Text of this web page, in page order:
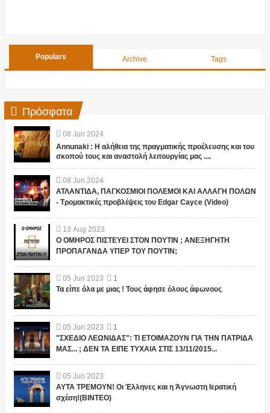
Populars Archive Tags
Πρόσφατα
08 Jun 2024
Annunaki : Η αλήθεια της πραγματικής προέλευσης και του
σκοπού τους και αναστολή λειτουργίας μας ....
08 Jun 2024
ΑΤΛΑΝΤΙΔΑ, ΠΑΓΚΟΣΜΙΟΙ ΠΟΛΕΜΟΙ ΚΑΙ ΑΛΛΑΓΗ ΠΟΛΩΝ
- Τρομακτικές προβλέψεις του Edgar Cayce (Video)
13 Aug 2023
Ο ΟΜΗΡΟΣ ΠΙΣΤΕΥΕΙ ΣΤΟΝ ΠΟΥΤΙΝ ; ΑΝΕΞΗΓΗΤΗ
ΠΡΟΠΑΓΑΝΔΑ ΥΠΕΡ ΤΟΥ ΠΟΥΤΙΝ;
05 Jun 2023
1
Τα είπε όλα με μιας ! Τους άφησε όλους άφωνους
05 Jun 2023
1
"ΣΧΕΔΙΟ ΛΕΩΝΙΔΑΣ": ΤΙ ΕΤΟΙΜΑΖΟΥΝ ΓΙΑ ΤΗΝ ΠΑΤΡΙΔΑ
ΜΑΣ... ; ΔΕΝ ΤΑ ΕΙΠΕ ΤΥΧΑΙΑ ΣΤΙΣ 13/11/2015...
05 Jun 2023
ΑΥΤΑ ΤΡΕΜΟΥΝ! Οι Έλληνες και η Άγνωστη Ιερατική
σχέση!(ΒΙΝΤΕΟ)